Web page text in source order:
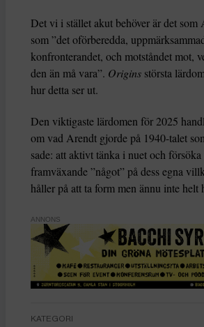
Det vi i stället akut behöver är det som
som ”det oförberedda,
konfronterandet, och motståndet mot,
den än må vara”. Origins största
hur detta ser ut.
Den viktigaste lärdomen för 2025
om vad Arendt gjorde på 1940-talet
sade: att aktivt tänka i nuet och
framväxande ”något” på dess egna
håller på att ta form men ännu inte helt
ANNONS
KATEGORI